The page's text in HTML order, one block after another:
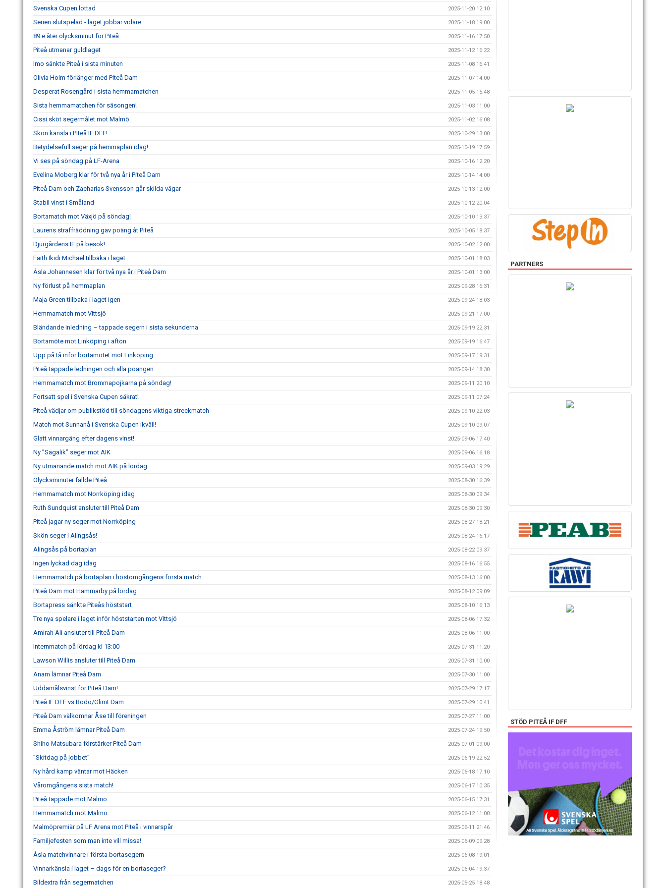
Svenska Cupen lottad 2025-11-20 12:10
Serien slutspelad - laget jobbar vidare 2025-11-18 19:00
89:e åter olycksminut för Piteå 2025-11-16 17:50
Piteå utmanar guldlaget 2025-11-12 16:22
Imo sänkte Piteå i sista minuten 2025-11-08 16:41
Olivia Holm förlänger med Piteå Dam 2025-11-07 14:00
Desperat Rosengård i sista hemmamatchen 2025-11-05 15:48
Sista hemmamatchen för säsongen! 2025-11-03 11:00
Cissi sköt segermålet mot Malmö 2025-11-02 16:08
Skön känsla i Piteå IF DFF! 2025-10-29 13:00
Betydelsefull seger på hemmaplan idag! 2025-10-19 17:59
Vi ses på söndag på LF-Arena 2025-10-16 12:20
Evelina Moberg klar för två nya år i Piteå Dam 2025-10-14 14:00
Piteå Dam och Zacharias Svensson går skilda vägar 2025-10-13 12:00
Stabil vinst i Småland 2025-10-12 20:04
Bortamatch mot Växjö på söndag! 2025-10-10 13:37
Laurens straffräddning gav poäng åt Piteå 2025-10-05 18:37
Djurgårdens IF på besök! 2025-10-02 12:00
Faith Ikidi Michael tillbaka i laget 2025-10-01 18:03
Ásla Johannesen klar för två nya år i Piteå Dam 2025-10-01 13:00
Ny förlust på hemmaplan 2025-09-28 16:31
Maja Green tillbaka i laget igen 2025-09-24 18:03
Hemmamatch mot Vittsjö 2025-09-21 17:00
Bländande inledning – tappade segern i sista sekunderna 2025-09-19 22:31
Bortamöte mot Linköping i afton 2025-09-19 16:47
Upp på tå inför bortamötet mot Linköping 2025-09-17 19:31
Piteå tappade ledningen och alla poängen 2025-09-14 18:30
Hemmamatch mot Brommapojkarna på söndag! 2025-09-11 20:10
Fortsatt spel i Svenska Cupen säkrat! 2025-09-11 07:24
Piteå vädjar om publikstöd till söndagens viktiga streckmatch 2025-09-10 22:03
Match mot Sunnanå i Svenska Cupen ikväll! 2025-09-10 09:07
Glatt vinnargäng efter dagens vinst! 2025-09-06 17:40
Ny ”Sagalik” seger mot AIK 2025-09-06 16:18
Ny utmanande match mot AIK på lördag 2025-09-03 19:29
Olycksminuter fällde Piteå 2025-08-30 16:39
Hemmamatch mot Norrköping idag 2025-08-30 09:34
Ruth Sundquist ansluter till Piteå Dam 2025-08-30 09:30
Piteå jagar ny seger mot Norrköping 2025-08-27 18:21
Skön seger i Alingsås! 2025-08-24 16:17
Alingsås på bortaplan 2025-08-22 09:37
Ingen lyckad dag idag 2025-08-16 16:55
Hemmamatch på bortaplan i höstomgångens första match 2025-08-13 16:00
Piteå Dam mot Hammarby på lördag 2025-08-12 09:09
Bortapress sänkte Piteås höststart 2025-08-10 16:13
Tre nya spelare i laget inför höststarten mot Vittsjö 2025-08-06 17:32
Amirah Ali ansluter till Piteå Dam 2025-08-06 11:00
Internmatch på lördag kl 13:00 2025-07-31 11:20
Lawson Willis ansluter till Piteå Dam 2025-07-31 10:00
Anam lämnar Piteå Dam 2025-07-30 11:00
Uddamålsvinst för Piteå Dam! 2025-07-29 17:17
Piteå IF DFF vs Bodö/Glimt Dam 2025-07-29 10:41
Piteå Dam välkomnar Åse till föreningen 2025-07-27 11:00
Emma Åström lämnar Piteå Dam 2025-07-24 19:50
Shiho Matsubara förstärker Piteå Dam 2025-07-01 09:00
”Skitdag på jobbet” 2025-06-19 22:52
Ny hård kamp väntar mot Häcken 2025-06-18 17:10
Våromgångens sista match! 2025-06-17 10:35
Piteå tappade mot Malmö 2025-06-15 17:31
Hemmamatch mot Malmö 2025-06-12 11:00
Malmöpremiär på LF Arena mot Piteå i vinnarspår 2025-06-11 21:46
Familjefesten som man inte vill missa! 2025-06-09 09:28
Àsla matchvinnare i första bortasegern 2025-06-08 19:01
Vinnarkänsla i laget – dags för en bortaseger? 2025-06-04 19:37
Bildextra från segermatchen 2025-05-25 18:48
PARTNERS
STÖD PITEÅ IF DFF